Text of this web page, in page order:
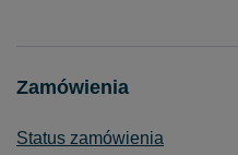
Zamówienia
Status zamówienia